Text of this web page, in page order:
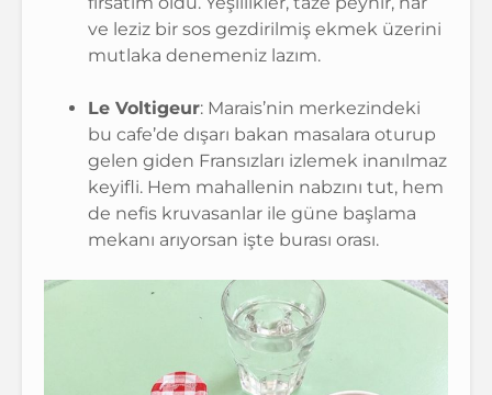
ve leziz bir sos gezdirilmiş ekmek üzerini
mutlaka denemeniz lazım.
Le Voltigeur: Marais’nin merkezindeki
bu cafe’de dışarı bakan masalara oturup
gelen giden Fransızları izlemek inanılmaz
keyifli. Hem mahallenin nabzını tut, hem
de nefis kruvasanlar ile güne başlama
mekanı arıyorsan işte burası orası.